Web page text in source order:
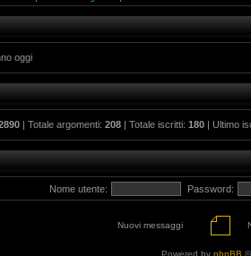
oggi
| Totale argomenti: 208 | Totale iscritti: 180 | Ultimo
Nome utente: Password:
Nuovi messaggi
Powered by phpBB